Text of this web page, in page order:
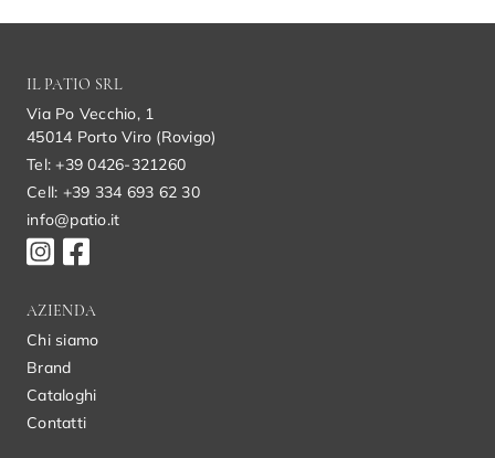
IL PATIO SRL
Via Po Vecchio, 1
45014 Porto Viro (Rovigo)
Tel: +39 0426-321260
Cell: +39 334 693 62 30
info@patio.it
AZIENDA
Chi siamo
Brand
Cataloghi
Contatti